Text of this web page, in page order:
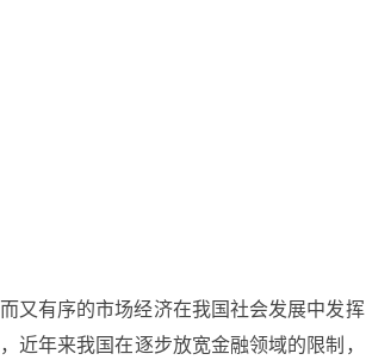
又有序的市场经济在我国社会发展中发挥
近年来我国在逐步放宽金融领域的限制，